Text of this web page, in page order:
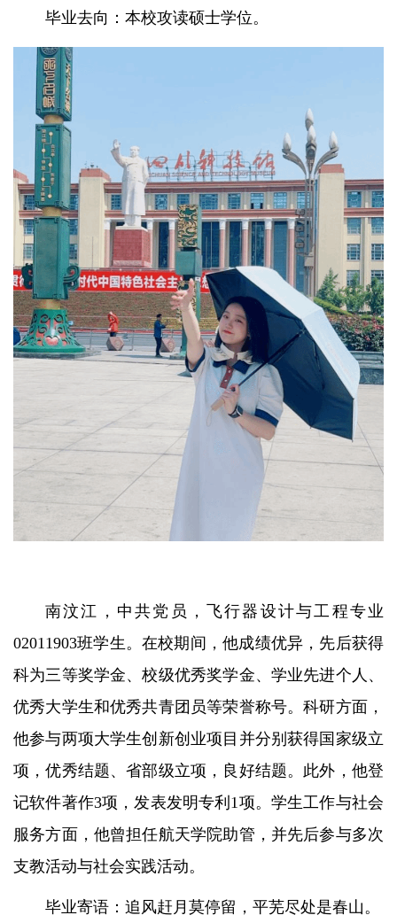
毕业去向：本校攻读硕士学位。
南汶江，中共党员，飞行器设计与工程专业
02011903班学生。在校期间，他成绩优异，先后获得
科为三等奖学金、校级优秀奖学金、学业先进个人、
优秀大学生和优秀共青团员等荣誉称号。科研方面，
他参与两项大学生创新创业项目并分别获得国家级立
项，优秀结题、省部级立项，良好结题。此外，他登
记软件著作3项，发表发明专利1项。学生工作与社会
服务方面，他曾担任航天学院助管，并先后参与多次
支教活动与社会实践活动。
毕业寄语：追风赶月莫停留，平芜尽处是春山。